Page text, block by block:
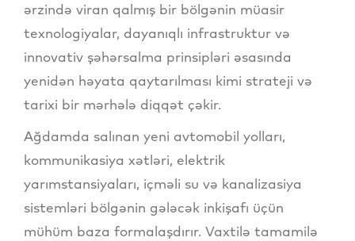
ərzində viran qalmış bir bölgənin müasir
texnologiyalar, dayanıqlı infrastruktur və
innovativ şəhərsalma prinsipləri əsasında
yenidən həyata qaytarılması kimi strateji və
tarixi bir mərhələ diqqət çəkir.
Ağdamda salınan yeni avtomobil yolları,
kommunikasiya xətləri, elektrik
yarımstansiyaları, içməli su və kanalizasiya
sistemləri bölgənin gələcək inkişafı üçün
mühüm baza formalaşdırır. Vaxtilə tamamilə